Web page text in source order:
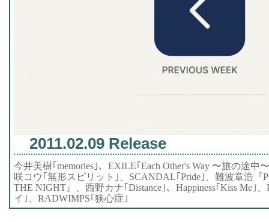
2011.02.09 Release
今井美樹｢memories｣、EXILE｢Each Other's Way 〜旅の途中
咲コウ｢無形スピリット｣、SCANDAL｢Pride｣、難波章浩『
THE NIGHT』、西野カナ｢Distance｣、Happiness｢Kiss Me｣
イ｣、RADWIMPS｢狭心症｣